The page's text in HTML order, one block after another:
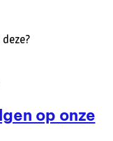
op onze